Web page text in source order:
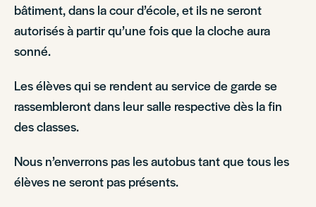
bâtiment, dans la cour d’école, et ils ne seront
autorisés à partir qu’une fois que la cloche aura
sonné.
Les élèves qui se rendent au service de garde se
rassembleront dans leur salle respective dès la fin
des classes.
Nous n’enverrons pas les autobus tant que tous les
élèves ne seront pas présents.